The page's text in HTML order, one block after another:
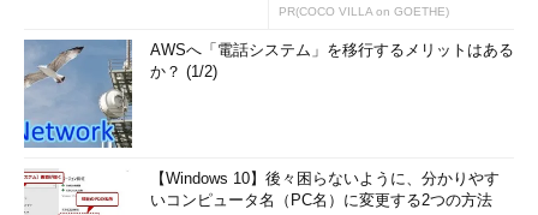
PR(COCO VILLA on GOETHE)
AWSへ「電話システム」を移行するメリットはある
か？ (1/2)
【Windows 10】後々困らないように、分かりやす
いコンピュータ名（PC名）に変更する2つの方法